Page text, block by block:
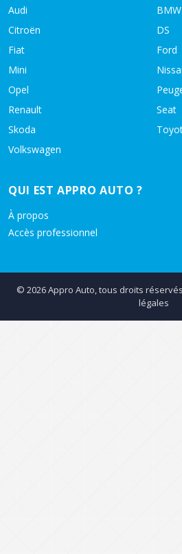
Audi
BMW
Citroën
DS
Fiat
Ford
Mini
Opel
Renault
Seat
Skoda
Volkswagen
QUI EST APPRO AUTO ?
À propos
Accès professionnel
© 2026 Appro Auto, tous droits réservés
légales